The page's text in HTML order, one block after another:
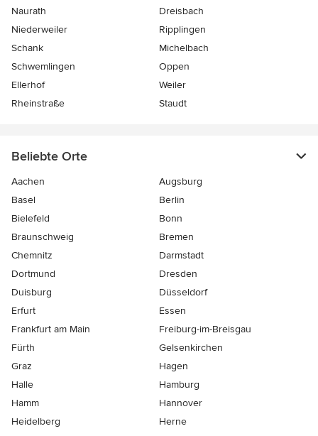
Naurath
Dreisbach
Niederweiler
Ripplingen
Schank
Michelbach
Schwemlingen
Oppen
Ellerhof
Weiler
Rheinstraße
Staudt
Beliebte Orte
Aachen
Augsburg
Basel
Berlin
Bielefeld
Bonn
Braunschweig
Bremen
Chemnitz
Darmstadt
Dortmund
Dresden
Duisburg
Düsseldorf
Erfurt
Essen
Frankfurt am Main
Freiburg-im-Breisgau
Fürth
Gelsenkirchen
Graz
Hagen
Halle
Hamburg
Hamm
Hannover
Heidelberg
Herne